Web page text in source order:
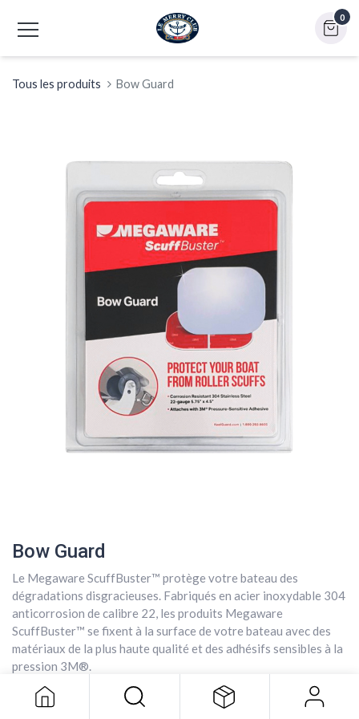
0
Tous les produits Bow Guard
Bow Guard
Le Megaware ScuffBuster™ protège votre bateau des
dégradations disgracieuses. Fabriqués en acier inoxydable 304
anticorrosion de calibre 22, les produits Megaware
ScuffBuster™ se fixent à la surface de votre bateau avec des
matériaux de la plus haute qualité et des adhésifs sensibles à la
pression 3M®.
31,82
Bow Guard
31,82$